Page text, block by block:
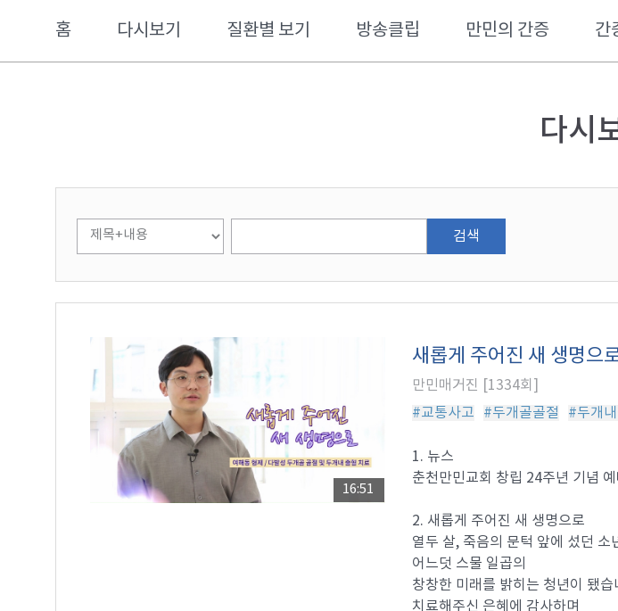
홈 다시보기 질환별 보기 방송클립 만민의 간증 간
다시
검색
16:51
새롭게 주어진 새 생명으
만민매거진 [1334회]
#교통사고
#두개골골절 #두개
1. 뉴스
춘천만민교회 창립 24주년 기념
2. 새롭게 주어진 새 생명으로
열두 살, 죽음의 문턱 앞에 섰던 소
어느덧 스물 일곱의
창창한 미래를 밝히는 청년이 됐습
치료해주신 은혜에 감사하며